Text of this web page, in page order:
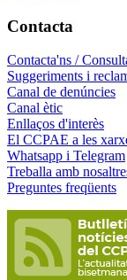
Contacta
Contacta'ns /
Suggeriments i
Canal de denúncies
Canal ètic
Enllaços d'interès
El CCPAE a les
Whatsapp i Telegram
Treballa amb
Preguntes freqüents